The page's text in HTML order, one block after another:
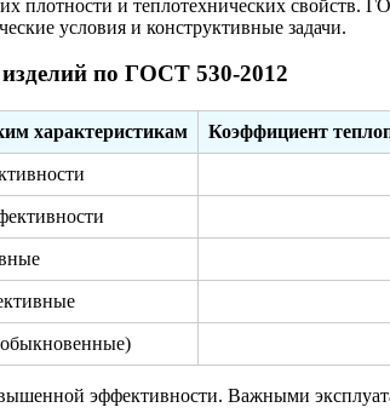
плотности и теплотехнических свойств.
условия и конструктивные задачи.
по ГОСТ 530-2012
характеристикам Коэффициент
эффективности. Важными